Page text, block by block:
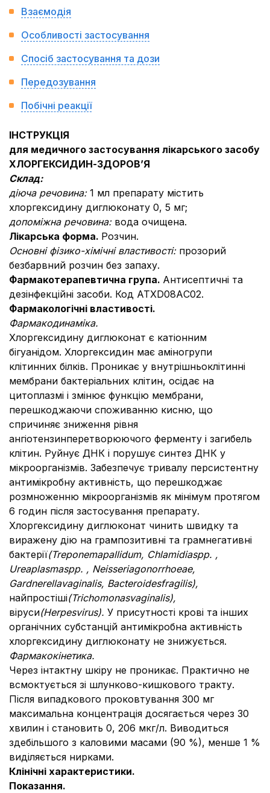
Взаємодія
Особливості застосування
Спосіб застосування та дози
Передозування
Побічні реакції
ІНСТРУКЦІЯ
для медичного застосування лікарського засобу
ХЛОРГЕКСИДИН-ЗДОРОВ’Я
Склад:
діюча речовина: 1 мл препарату містить
хлоргексидину диглюконату 0, 5 мг;
допоміжна речовина: вода очищена.
Лікарська форма. Розчин.
Основні фізико-хімічні властивості: прозорий
безбарвний розчин без запаху.
Фармакотерапевтична група. Антисептичні та
дезінфекційні засоби. Код АТХD08AС02.
Фармакологічні властивості.
Фармакодинаміка.
Хлоргексидину диглюконат є катіонним
бігуанідом. Хлоргексидин має аміногрупи
клітинних білків. Проникає у внутрішньоклітинні
мембрани бактеріальних клітин, осідає на
цитоплазмі і змінює функцію мембрани,
перешкоджаючи споживанню кисню, що
спричиняє зниження рівня
ангіотензинперетворюючого ферменту і загибель
клітин. Руйнує ДНК і порушує синтез ДНК у
мікроорганізмів. Забезпечує тривалу персистентну
антимікробну активність, що перешкоджає
розмноженню мікроорганізмів як мінімум протягом
6 годин після застосування препарату.
Хлоргексидину диглюконат чинить швидку та
виражену дію на грампозитивні та грамнегативні
бактерії(Treponemapallidum, Chlamidiaspp. ,
Ureaplasmaspp. , Neisseriagonorrhoeae,
Gardnerellavaginalis, Bacteroidesfragilis),
найпростіші(Trichomonasvaginalis),
віруси(Herpesvirus). У присутності крові та інших
органічних субстанцій антимікробна активність
хлоргексидину диглюконату не знижується.
Фармакокінетика.
Через інтактну шкіру не проникає. Практично не
всмоктується зі шлунково-кишкового тракту.
Після випадкового проковтування 300 мг
максимальна концентрація досягається через 30
хвилин і становить 0, 206 мкг/л. Виводиться
здебільшого з каловими масами (90 %), менше 1 %
виділяється нирками.
Клінічні характеристики.
Показання.